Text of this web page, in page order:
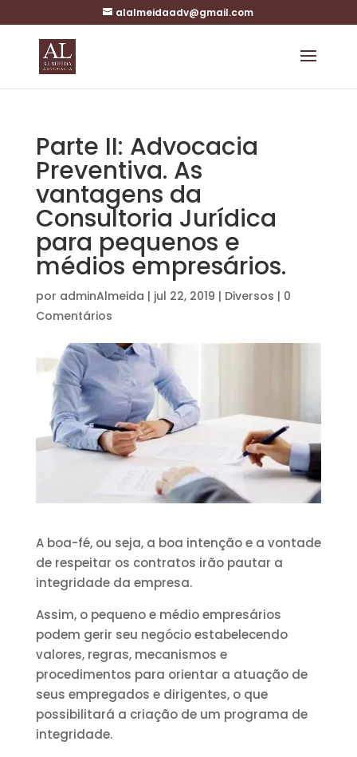
alalmeidaadv@gmail.com
Parte II: Advocacia
Preventiva. As
vantagens da
Consultoria Jurídica
para pequenos e
médios empresários.
por adminAlmeida | jul 22, 2019 | Diversos | 0
Comentários
A boa-fé, ou seja, a boa intenção e a vontade
de respeitar os contratos irão pautar a
integridade da empresa.
Assim, o pequeno e médio empresários
podem gerir seu negócio estabelecendo
valores, regras, mecanismos e
procedimentos para orientar a atuação de
seus empregados e dirigentes, o que
possibilitará a criação de um programa de
integridade.